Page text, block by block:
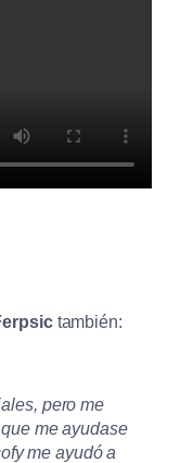
también:
pero me
me ayudase
me ayudó a